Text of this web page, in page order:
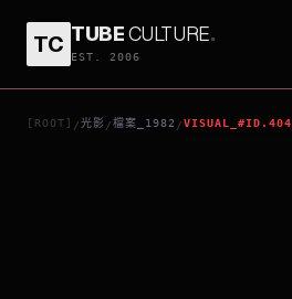
TC TUBECULTURE.
EST. 2006
[ROOT] /光影 /檔案_1982 /VISUAL_#ID.404
激情迷宮